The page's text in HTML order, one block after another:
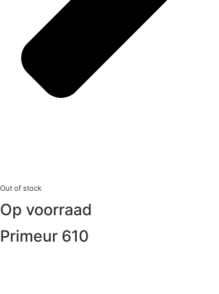
Out of stock
Op voorraad
Primeur 610